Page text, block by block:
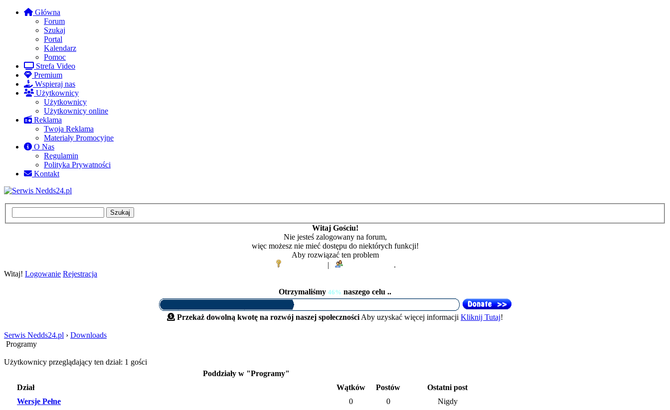
Główna
Forum
Szukaj
Portal
Kalendarz
Pomoc
Strefa Video
Premium
Wspieraj nas
Użytkownicy
Użytkownicy
Użytkownicy online
Reklama
Twoja Reklama
Materiały Promocyjne
O Nas
Regulamin
Polityka Prywatności
Kontakt
Witaj Gościu!
Nie jesteś zalogowany na forum,
więc możesz nie mieć dostępu do niektórych funkcji!
Aby rozwiązać ten problem
|
.
Witaj! Logowanie Rejestracja
Otrzymaliśmy 46% naszego celu ..
Przekaż dowolną kwotę na rozwój naszej społeczności Aby uzyskać więcej informacji Kliknij Tutaj!
Serwis Nedds24.pl › Downloads
Programy
Użytkownicy przeglądający ten dział: 1 gości
Poddziały w "Programy"
Dział
Wątków Postów
Ostatni post
Wersje Pełne
0 0
Nigdy